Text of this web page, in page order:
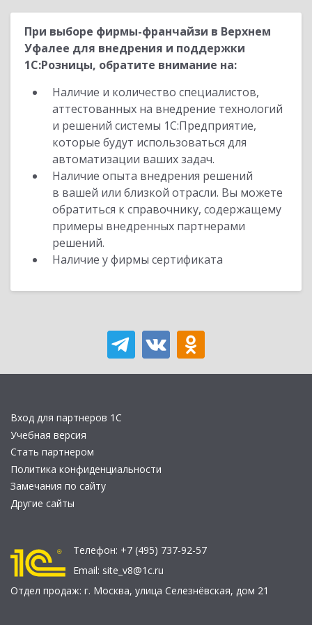
При выборе фирмы-франчайзи в Верхнем
Уфалее для внедрения и поддержки
1С:Розницы, обратите внимание на:
Наличие и количество специалистов,
аттестованных на внедрение технологий
и решений системы 1С:Предприятие,
которые будут использоваться для
автоматизации ваших задач.
Наличие опыта внедрения решений
в вашей или близкой отрасли. Вы можете
обратиться к справочнику, содержащему
примеры внедренных партнерами
решений.
Наличие у фирмы сертификата
Вход для партнеров 1С
Учебная версия
Стать партнером
Политика конфиденциальности
Замечания по сайту
Другие сайты
Телефон: +7 (495) 737-92-57
Email: site_v8@1c.ru
Отдел продаж: г. Москва, улица Селезнёвская, дом 21